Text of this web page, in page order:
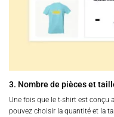
3. Nombre de pièces et
Une fois que le t-shirt est conçu
pouvez choisir la quantité et la